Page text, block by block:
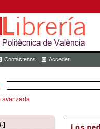
Contáctenos Acceder
avanzada
]